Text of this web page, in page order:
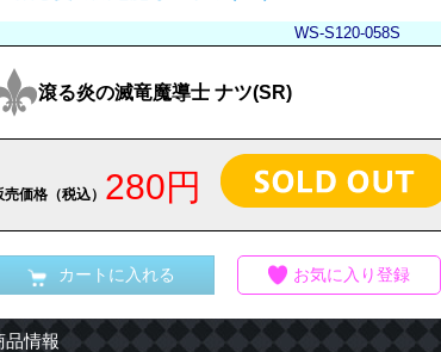
WS-S120-058S
滾る炎の滅竜魔導士 ナツ(SR)
売価格（税込） 280円
カートに入れる お気に入り登録
品情報